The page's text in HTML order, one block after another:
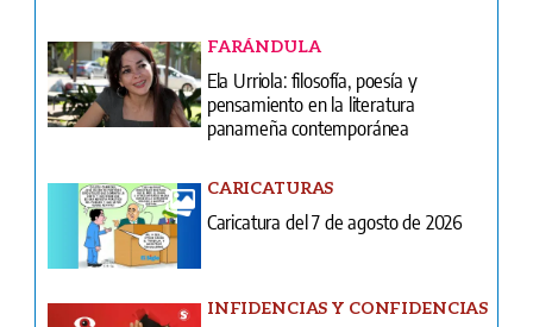
FARÁNDULA
Ela Urriola: filosofía, poesía y
pensamiento en la literatura
panameña contemporánea
CARICATURAS
Caricatura del 7 de agosto de 2026
INFIDENCIAS Y CONFIDENCIAS